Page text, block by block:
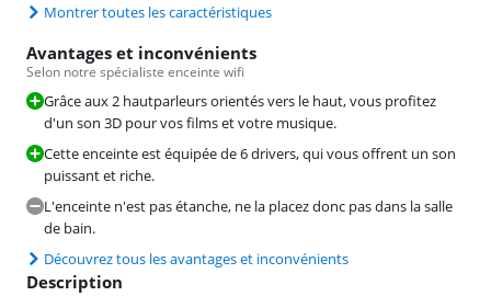
Montrer toutes les caractéristiques
Avantages et inconvénients
Selon notre spécialiste enceinte wifi
Grâce aux 2 hautparleurs orientés vers le haut, vous profitez
d'un son 3D pour vos films et votre musique.
Cette enceinte est équipée de 6 drivers, qui vous offrent un son
puissant et riche.
L'enceinte n'est pas étanche, ne la placez donc pas dans la salle
de bain.
Découvrez tous les avantages et inconvénients
Description